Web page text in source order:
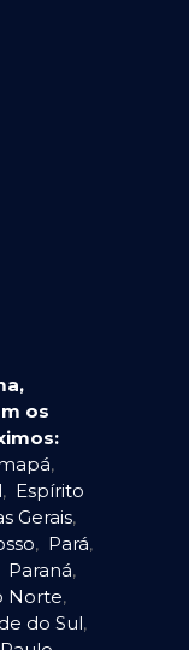
os
,
, Espírito
Gerais,
, Pará,
Paraná,
Norte,
do Sul,